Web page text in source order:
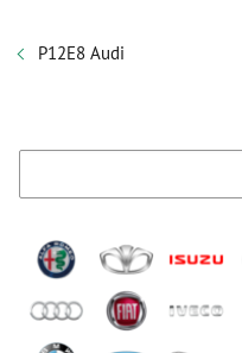
P12E8 Audi